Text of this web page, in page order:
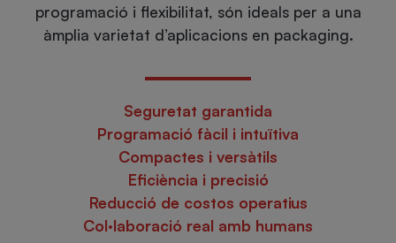
programació i flexibilitat, són ideals per a una
àmplia varietat d’aplicacions en packaging.
Seguretat garantida
Programació fàcil i intuïtiva
Compactes i versàtils
Eficiència i precisió
Reducció de costos operatius
Col·laboració real amb humans